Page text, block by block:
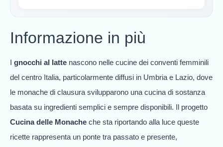
Informazione in più
I gnocchi al latte nascono nelle cucine dei conventi femminili
del centro Italia, particolarmente diffusi in Umbria e Lazio, dove
le monache di clausura svilupparono una cucina di sostanza
basata su ingredienti semplici e sempre disponibili. Il progetto
Cucina delle Monache che sta riportando alla luce queste
ricette rappresenta un ponte tra passato e presente,